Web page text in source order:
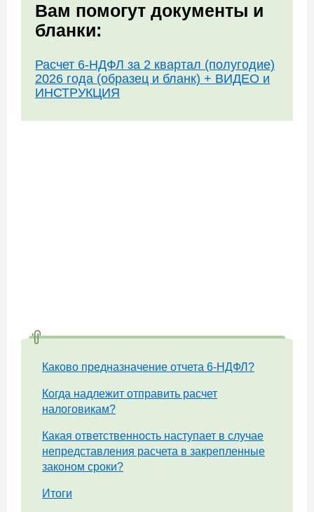
Вам помогут документы и
бланки:
Расчет 6-НДФЛ за 2 квартал (полугодие)
2026 года (образец и бланк) + ВИДЕО и
ИНСТРУКЦИЯ
Каково предназначение отчета 6-НДФЛ?
Когда надлежит отправить расчет
налоговикам?
Какая ответственность наступает в случае
непредставления расчета в закрепленные
законом сроки?
Итоги